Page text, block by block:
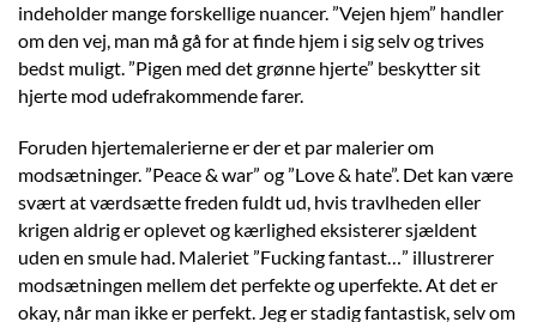
indeholder mange forskellige nuancer. ”Vejen hjem” handler
om den vej, man må gå for at finde hjem i sig selv og trives
bedst muligt. ”Pigen med det grønne hjerte” beskytter sit
hjerte mod udefrakommende farer.
Foruden hjertemalerierne er der et par malerier om
modsætninger. ”Peace & war” og ”Love & hate”. Det kan være
svært at værdsætte freden fuldt ud, hvis travlheden eller
krigen aldrig er oplevet og kærlighed eksisterer sjældent
uden en smule had. Maleriet ”Fucking fantast…” illustrerer
modsætningen mellem det perfekte og uperfekte. At det er
okay, når man ikke er perfekt. Jeg er stadig fantastisk, selv om